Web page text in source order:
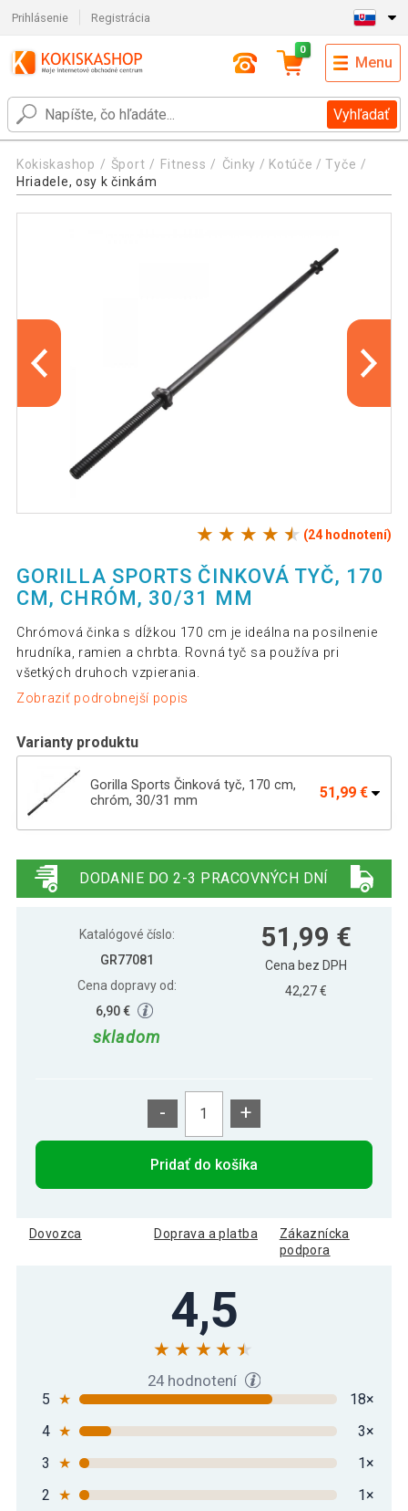
Prihlásenie Registrácia
Vyhľadať
0
Menu
Kokiskashop Šport Fitness
Činky / Kotúče / Tyče
Hriadele, osy k činkám
(24 hodnotení)
GORILLA SPORTS ČINKOVÁ TYČ, 170
CM, CHRÓM, 30/31 MM
Chrómová činka s dĺžkou 170 cm je ideálna na posilnenie
hrudníka, ramien a chrbta. Rovná tyč sa používa pri
všetkých druhoch vzpierania.
Zobraziť podrobnejší popis
Varianty produktu
Gorilla Sports Činková tyč, 170 cm,
chróm, 30/31 mm
51,99 €
chróm
DODANIE DO 2-3 PRACOVNÝCH DNÍ
Katalógové číslo:
GR77081
Cena dopravy od:
6,90 €
skladom
51,99 €
Cena bez DPH
42,27 €
- +
Pridať do košíka
Dovozca Doprava a platba
Zákaznícka
podpora
4,5
24 hodnotení
5 ★
18×
4 ★
3×
3
★
1×
2 ★
1×